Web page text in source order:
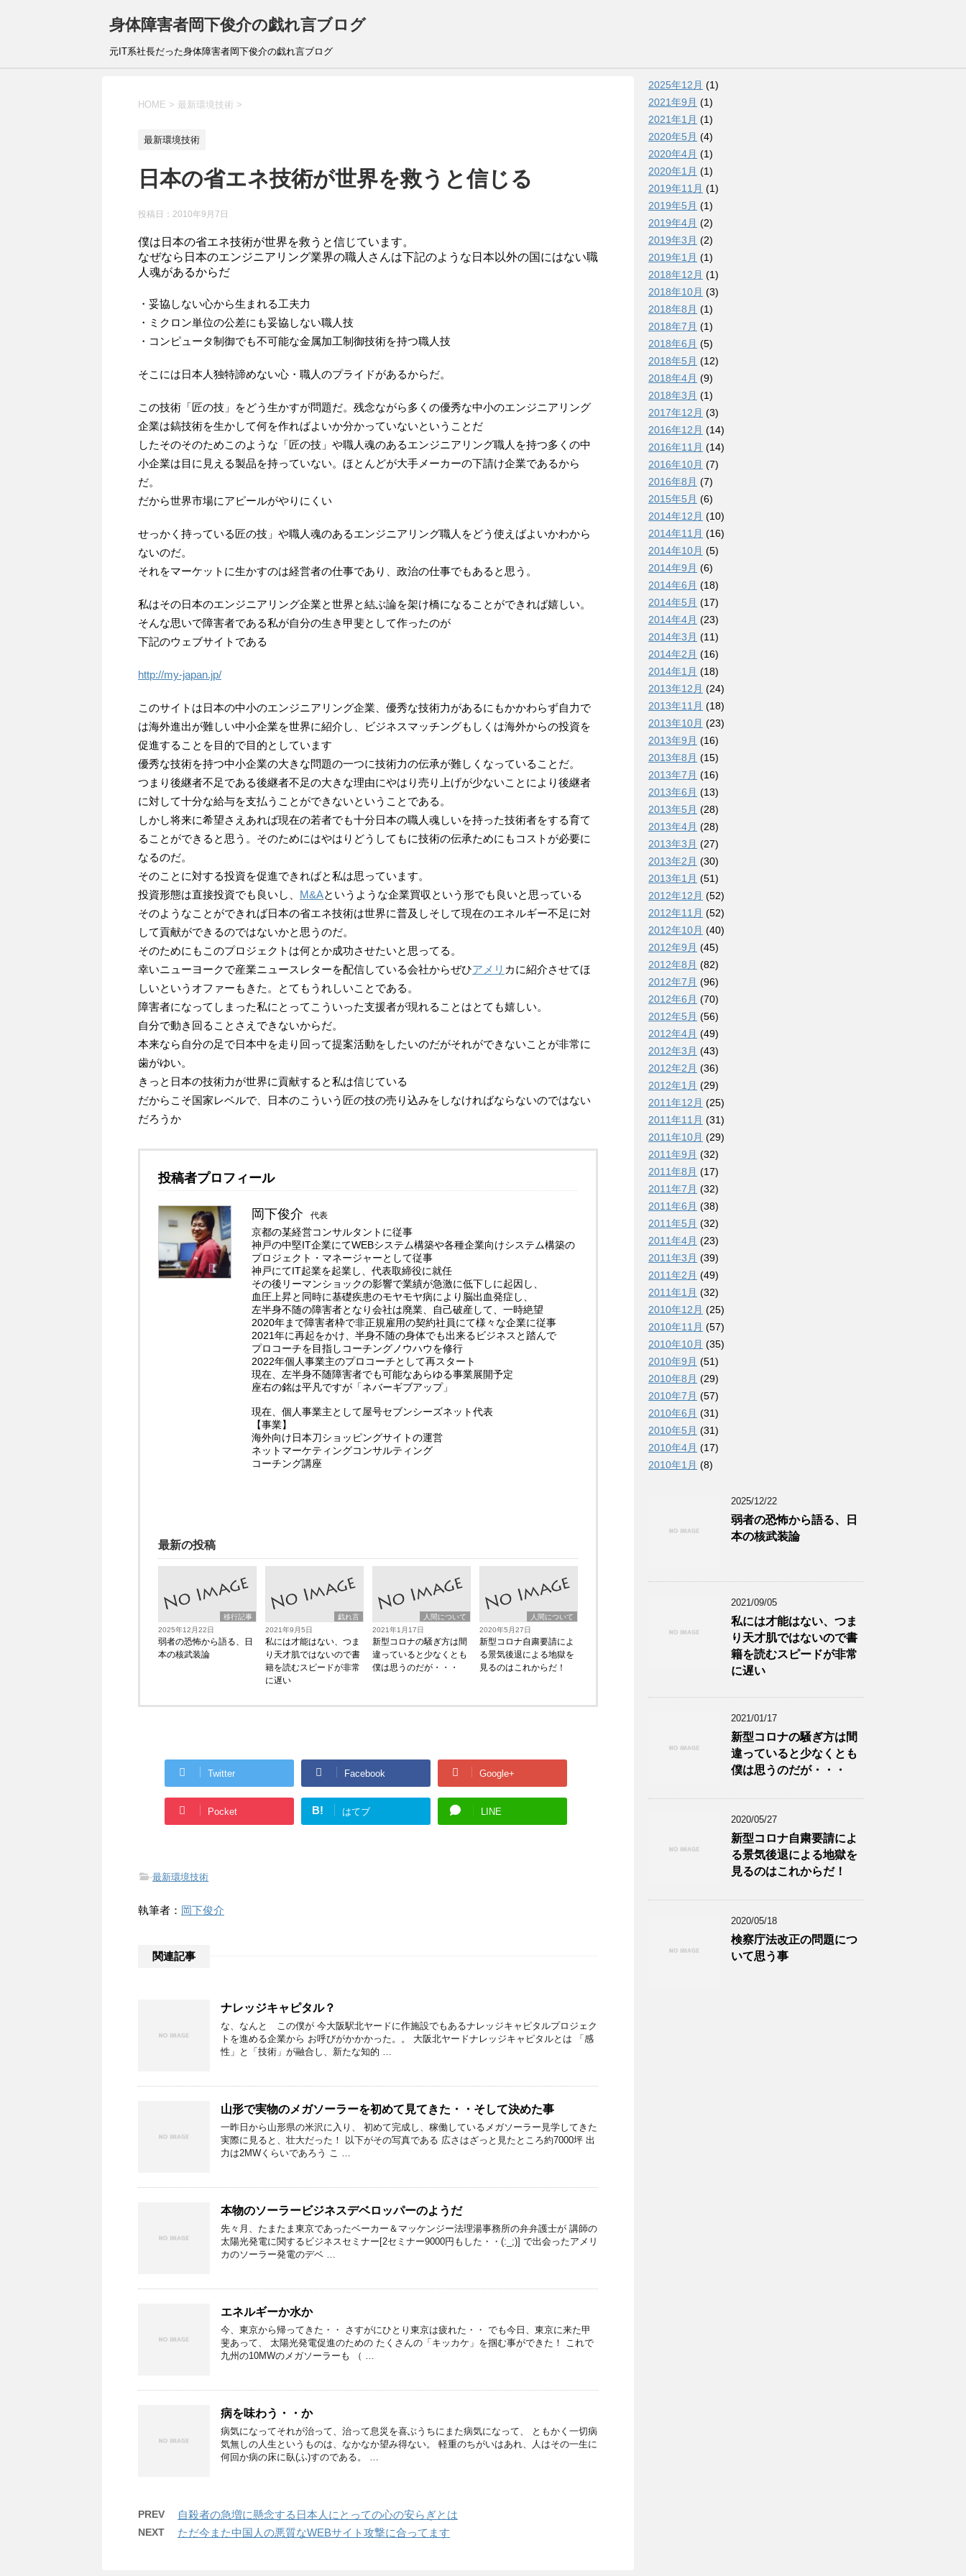
身体障害者岡下俊介の戯れ言ブログ
元IT系社長だった身体障害者岡下俊介の戯れ言ブログ
HOME > 最新環境技術 >
最新環境技術
日本の省エネ技術が世界を救うと信じる
投稿日： 2010年9月7日
僕は日本の省エネ技術が世界を救うと信じています。
なぜなら日本のエンジニアリング業界の職人さんは下記のような日本以外の国にはない職
人魂があるからだ
・妥協しない心から生まれる工夫力
・ミクロン単位の公差にも妥協しない職人技
・コンピュータ制御でも不可能な金属加工制御技術を持つ職人技
そこには日本人独特諦めない心・職人のプライドがあるからだ。
この技術「匠の技」をどう生かすが問題だ。残念ながら多くの優秀な中小のエンジニアリング
企業は鎬技術を生かして何を作ればよいか分かっていないということだ
したそのそのためこのような「匠の技」や職人魂のあるエンジニアリング職人を持つ多くの中
小企業は目に見える製品を持っていない。ほとんどが大手メーカーの下請け企業であるから
だ。
だから世界市場にアピールがやりにくい
せっかく持っている匠の技」や職人魂のあるエンジニアリング職人をどう使えばよいかわから
ないのだ。
それをマーケットに生かすのは経営者の仕事であり、政治の仕事でもあると思う。
私はその日本のエンジニアリング企業と世界と結ぶ論を架け橋になることができれば嬉しい。
そんな思いで障害者である私が自分の生き甲斐として作ったのが
下記のウェブサイトである
http://my-japan.jp/
このサイトは日本の中小のエンジニアリング企業、優秀な技術力があるにもかかわらず自力で
は海外進出が難しい中小企業を世界に紹介し、ビジネスマッチングもしくは海外からの投資を
促進することを目的で目的としています
優秀な技術を持つ中小企業の大きな問題の一つに技術力の伝承が難しくなっていることだ。
つまり後継者不足である後継者不足の大きな理由にやはり売り上げが少ないことにより後継者
に対して十分な給与を支払うことができないということである。
しかし将来に希望さえあれば現在の若者でも十分日本の職人魂しいを持った技術者をする育て
ることができると思う。そのためにはやはりどうしてもに技術の伝承ためにもコストが必要に
なるのだ。
そのことに対する投資を促進できればと私は思っています。
投資形態は直接投資でも良いし、 M&Aというような企業買収という形でも良いと思っている
そのようなことができれば日本の省エネ技術は世界に普及しそして現在のエネルギー不足に対
して貢献ができるのではないかと思うのだ。
そのためにもこのプロジェクトは何とか成功させたいと思ってる。
幸いニューヨークで産業ニュースレターを配信している会社からぜひアメリ カに紹介させてほ
しいというオファーもきた。とてもうれしいことである。
障害者になってしまった私にとってこういった支援者が現れることはとても嬉しい。
自分で動き回ることさえできないからだ。
本来なら自分の足で日本中を走り回って提案活動をしたいのだがそれができないことが非常に
歯がゆい。
きっと日本の技術力が世界に貢献すると私は信じている
だからこそ国家レベルで、日本のこういう匠の技の売り込みをしなければならないのではない
だろうか
投稿者プロフィール
岡下俊介 代表
京都の某経営コンサルタントに従事
神戸の中堅IT企業にてWEBシステム構築や各種企業向けシステム構築の
プロジェクト・マネージャーとして従事
神戸にてIT起業を起業し、代表取締役に就任
その後リーマンショックの影響で業績が急激に低下しに起因し、
血圧上昇と同時に基礎疾患のモヤモヤ病により脳出血発症し、
左半身不随の障害者となり会社は廃業、自己破産して、一時絶望
2020年まで障害者枠で非正規雇用の契約社員にて様々な企業に従事
2021年に再起をかけ、半身不随の身体でも出来るビジネスと踏んで
プロコーチを目指しコーチングノウハウを修行
2022年個人事業主のプロコーチとして再スタート
現在、左半身不随障害者でも可能なあらゆる事業展開予定
座右の銘は平凡ですが「ネバーギブアップ」
現在、個人事業主として屋号セブンシーズネット代表
【事業】
海外向け日本刀ショッピングサイトの運営
ネットマーケティングコンサルティング
コーチング講座
最新の投稿
移行記事
2025年12月22日
弱者の恐怖から語る、日
本の核武装論
戯れ言
2021年9月5日
私には才能はない、つま
り天才肌ではないので書
籍を読むスピードが非常
に遅い
人間について
2021年1月17日
新型コロナの騒ぎ方は間
違っていると少なくとも
僕は思うのだが・・・
人間について
2020年5月27日
新型コロナ自粛要請によ
る景気後退による地獄を
見るのはこれからだ！
Twitter Facebook Google+
Pocket B! はてブ LINE
-最新環境技術
執筆者： 岡下俊介
関連記事
ナレッジキャピタル？
な、なんと この僕が 今大阪駅北ヤードに作施設でもあるナレッジキャピタルプロジェク
トを進める企業から お呼びがかかかった。。 大阪北ヤードナレッジキャピタルとは 「感
性」と「技術」が融合し、新たな知的 …
山形で実物のメガソーラーを初めて見てきた・・そして決めた事
一昨日から山形県の米沢に入り、 初めて完成し、稼働しているメガソーラー見学してきた
実際に見ると、壮大だった！ 以下がその写真である 広さはざっと見たところ約7000坪 出
力は2MWくらいであろう こ …
本物のソーラービジネスデベロッパーのようだ
先々月、たまたま東京であったベーカー＆マッケンジー法理湯事務所の弁弁護士が 講師の
太陽光発電に関するビジネスセミナー[2セミナー9000円もした・・(:_;)] で出会ったアメリ
カのソーラー発電のデベ …
エネルギーか水か
今、東京から帰ってきた・・ さすがにひとり東京は疲れた・・ でも今日、東京に来た甲
斐あって、 太陽光発電促進のための たくさんの「キッカケ」を掴む事ができた！ これで
九州の10MWのメガソーラーも （ …
病を味わう・・か
病気になってそれが治って、治って息災を喜ぶうちにまた病気になって、 ともかく一切病
気無しの人生というものは、なかなか望み得ない。 軽重のちがいはあれ、人はその一生に
何回か病の床に臥(ふ)すのである。 …
PREV 自殺者の急増に懸念する日本人にとっての心の安らぎとは
NEXT ただ今また中国人の悪質なWEBサイト攻撃に合ってます
2025年12月 (1)
2021年9月 (1)
2021年1月 (1)
2020年5月 (4)
2020年4月 (1)
2020年1月 (1)
2019年11月 (1)
2019年5月 (1)
2019年4月 (2)
2019年3月 (2)
2019年1月 (1)
2018年12月 (1)
2018年10月 (3)
2018年8月 (1)
2018年7月 (1)
2018年6月 (5)
2018年5月 (12)
2018年4月 (9)
2018年3月 (1)
2017年12月 (3)
2016年12月 (14)
2016年11月 (14)
2016年10月 (7)
2016年8月 (7)
2015年5月 (6)
2014年12月 (10)
2014年11月 (16)
2014年10月 (5)
2014年9月 (6)
2014年6月 (18)
2014年5月 (17)
2014年4月 (23)
2014年3月 (11)
2014年2月 (16)
2014年1月 (18)
2013年12月 (24)
2013年11月 (18)
2013年10月 (23)
2013年9月 (16)
2013年8月 (15)
2013年7月 (16)
2013年6月 (13)
2013年5月 (28)
2013年4月 (28)
2013年3月 (27)
2013年2月 (30)
2013年1月 (51)
2012年12月 (52)
2012年11月 (52)
2012年10月 (40)
2012年9月 (45)
2012年8月 (82)
2012年7月 (96)
2012年6月 (70)
2012年5月 (56)
2012年4月 (49)
2012年3月 (43)
2012年2月 (36)
2012年1月 (29)
2011年12月 (25)
2011年11月 (31)
2011年10月 (29)
2011年9月 (32)
2011年8月 (17)
2011年7月 (32)
2011年6月 (38)
2011年5月 (32)
2011年4月 (23)
2011年3月 (39)
2011年2月 (49)
2011年1月 (32)
2010年12月 (25)
2010年11月 (57)
2010年10月 (35)
2010年9月 (51)
2010年8月 (29)
2010年7月 (57)
2010年6月 (31)
2010年5月 (31)
2010年4月 (17)
2010年1月 (8)
2025/12/22
弱者の恐怖から語る、日
本の核武装論
2021/09/05
私には才能はない、つま
り天才肌ではないので書
籍を読むスピードが非常
に遅い
2021/01/17
新型コロナの騒ぎ方は間
違っていると少なくとも
僕は思うのだが・・・
2020/05/27
新型コロナ自粛要請によ
る景気後退による地獄を
見るのはこれからだ！
2020/05/18
検察庁法改正の問題につ
いて思う事